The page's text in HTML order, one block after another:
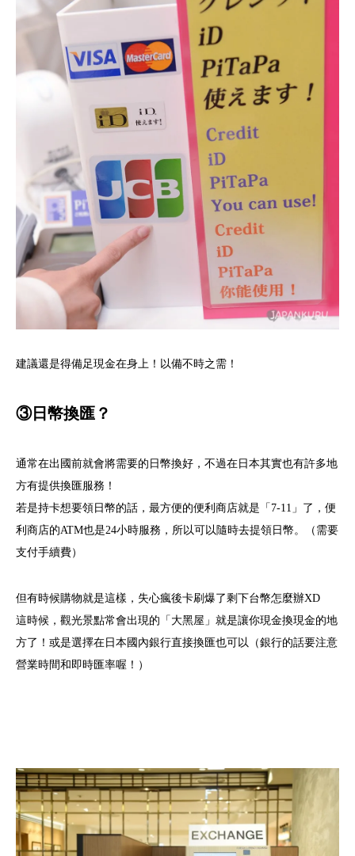
建議還是得備足現金在身上！以備不時之需！
③日幣換匯？
通常在出國前就會將需要的日幣換好，不過在日本其實也有許多地
方有提供換匯服務！
若是持卡想要領日幣的話，最方便的便利商店就是「7-11」了，便
利商店的ATM也是24小時服務，所以可以隨時去提領日幣。（需要
支付手續費）
但有時候購物就是這樣，失心瘋後卡刷爆了剩下台幣怎麼辦XD
這時候，觀光景點常會出現的「大黑屋」就是讓你現金換現金的地
方了！或是選擇在日本國內銀行直接換匯也可以（銀行的話要注意
營業時間和即時匯率喔！）